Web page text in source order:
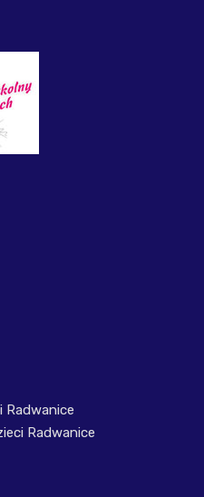
Radwanice
Radwanice